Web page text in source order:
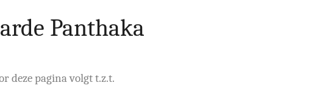
Panthaka
deze pagina volgt t.z.t.